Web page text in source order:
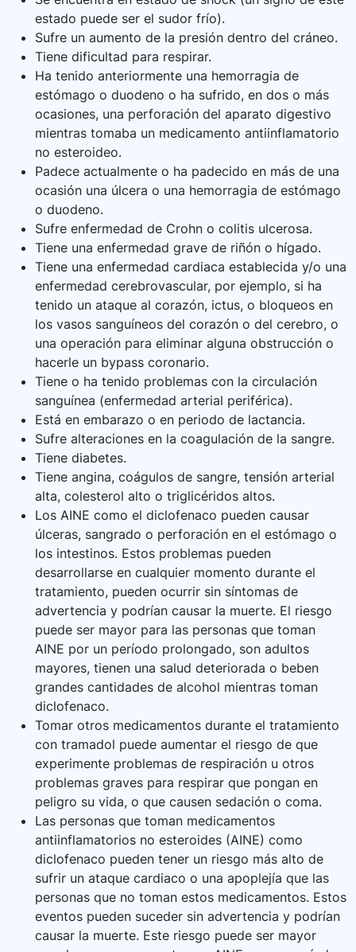
estado puede ser el sudor frío).
Sufre un aumento de la presión dentro del cráneo.
Tiene dificultad para respirar.
Ha tenido anteriormente una hemorragia de
estómago o duodeno o ha sufrido, en dos o más
ocasiones, una perforación del aparato digestivo
mientras tomaba un medicamento antiinflamatorio
no esteroideo.
Padece actualmente o ha padecido en más de una
ocasión una úlcera o una hemorragia de estómago
o duodeno.
Sufre enfermedad de Crohn o colitis ulcerosa.
Tiene una enfermedad grave de riñón o hígado.
Tiene una enfermedad cardiaca establecida y/o una
enfermedad cerebrovascular, por ejemplo, si ha
tenido un ataque al corazón, ictus, o bloqueos en
los vasos sanguíneos del corazón o del cerebro, o
una operación para eliminar alguna obstrucción o
hacerle un bypass coronario.
Tiene o ha tenido problemas con la circulación
sanguínea (enfermedad arterial periférica).
Está en embarazo o en periodo de lactancia.
Sufre alteraciones en la coagulación de la sangre.
Tiene diabetes.
Tiene angina, coágulos de sangre, tensión arterial
alta, colesterol alto o triglicéridos altos.
Los AINE como el diclofenaco pueden causar
úlceras, sangrado o perforación en el estómago o
los intestinos. Estos problemas pueden
desarrollarse en cualquier momento durante el
tratamiento, pueden ocurrir sin síntomas de
advertencia y podrían causar la muerte. El riesgo
puede ser mayor para las personas que toman
AINE por un período prolongado, son adultos
mayores, tienen una salud deteriorada o beben
grandes cantidades de alcohol mientras toman
diclofenaco.
Tomar otros medicamentos durante el tratamiento
con tramadol puede aumentar el riesgo de que
experimente problemas de respiración u otros
problemas graves para respirar que pongan en
peligro su vida, o que causen sedación o coma.
Las personas que toman medicamentos
antiinflamatorios no esteroides (AINE) como
diclofenaco pueden tener un riesgo más alto de
sufrir un ataque cardiaco o una apoplejía que las
personas que no toman estos medicamentos. Estos
eventos pueden suceder sin advertencia y podrían
causar la muerte. Este riesgo puede ser mayor